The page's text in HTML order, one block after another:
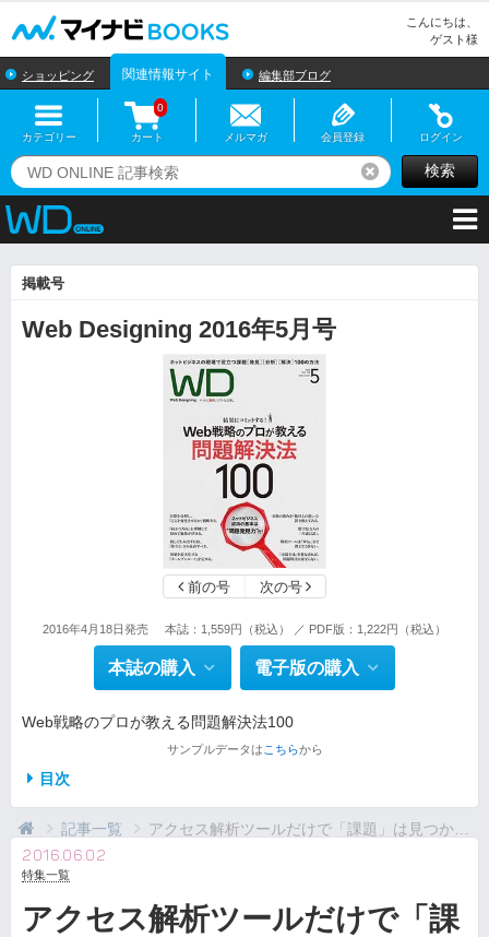
こんにちは、
ゲスト様
ショッピング 関連情報サイト 編集部ブログ
カテゴリー カート
0
メルマガ 会員登録 ログイン
リセット検索
掲載号
Web Designing 2016年5月号
前の号 次の号
2016年4月18日発売 本誌：1,559円（税込） ／ PDF版：1,222円（税込）
本誌の購入 電子版の購入
Web戦略のプロが教える問題解決法100
サンプルデータは こちらから
目次
記事一覧 アクセス解析ツールだけで「課題」は見つかるのか
2016.06.02
特集一覧
アクセス解析ツールだけで「課